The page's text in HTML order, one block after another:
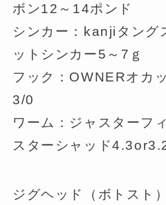
ボン12～14ポンド
シンカー：kanjiタング
ットシンカー5～7ｇ
フック：OWNERオカ
3/0
ワーム：ジャスター
スターシャッド
ジグヘッド（ボトスト）